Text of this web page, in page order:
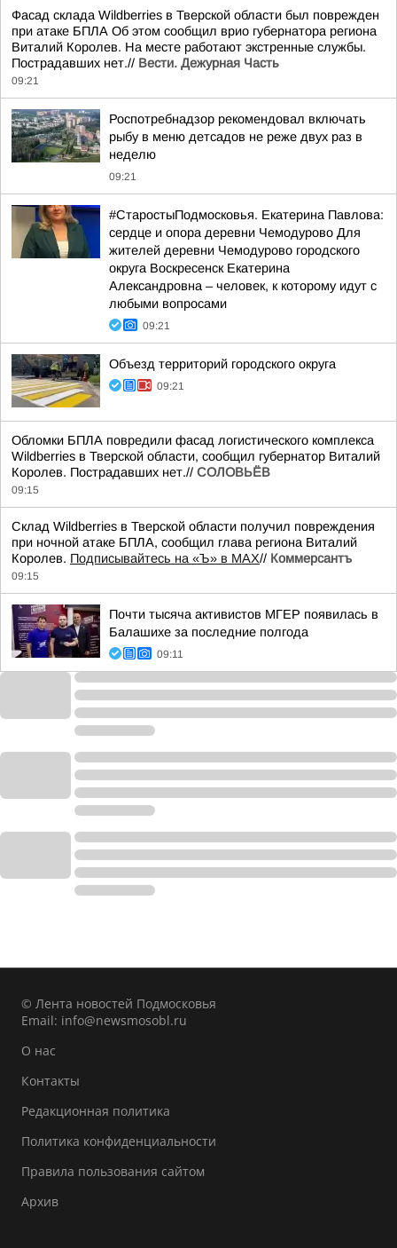
Фасад склада Wildberries в Тверской области был поврежден
при атаке БПЛА Об этом сообщил врио губернатора региона
Виталий Королев. На месте работают экстренные службы.
Пострадавших нет.// Вести. Дежурная Часть
09:21
Роспотребнадзор рекомендовал включать
рыбу в меню детсадов не реже двух раз в
неделю
09:21
#СтаростыПодмосковья. Екатерина Павлова:
сердце и опора деревни Чемодурово Для
жителей деревни Чемодурово городского
округа Воскресенск Екатерина
Александровна – человек, к которому идут с
любыми вопросами
09:21
Объезд территорий городского округа
09:21
Обломки БПЛА повредили фасад логистического комплекса
Wildberries в Тверской области, сообщил губернатор Виталий
Королев. Пострадавших нет.// СОЛОВЬЁВ
09:15
Склад Wildberries в Тверской области получил повреждения
при ночной атаке БПЛА, сообщил глава региона Виталий
Королев. Подписывайтесь на «Ъ» в MAX// Коммерсантъ
09:15
Почти тысяча активистов МГЕР появилась в
Балашихе за последние полгода
09:11
© Лента новостей Подмосковья
Email: info@newsmosobl.ru
О нас
Контакты
Редакционная политика
Политика конфиденциальности
Правила пользования сайтом
Архив